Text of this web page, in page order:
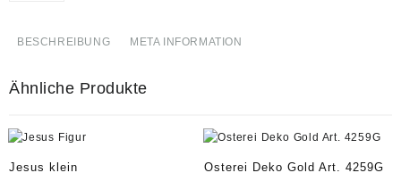
BESCHREIBUNG META INFORMATION
Ähnliche Produkte
Jesus klein
Osterei Deko Gold Art. 4259G